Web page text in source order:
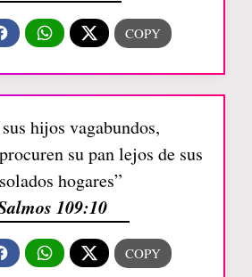
hijos vagabundos,
su pan lejos de sus
hogares”
109:10